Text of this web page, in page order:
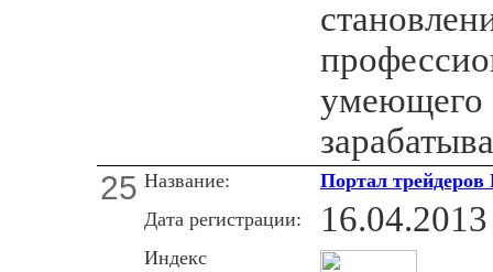
умеющего
25 Название:
Портал трейдеров
Дата регистрации:
16.04.2013
Индекс